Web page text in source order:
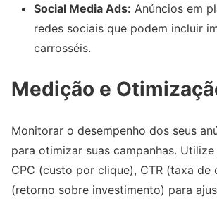
Social Media Ads: Anúncios em
redes sociais que podem incluir
carrosséis.
Medição e
Monitorar o desempenho dos seus
para otimizar suas campanhas.
CPC (custo por clique), CTR (taxa de
(retorno sobre investimento) para